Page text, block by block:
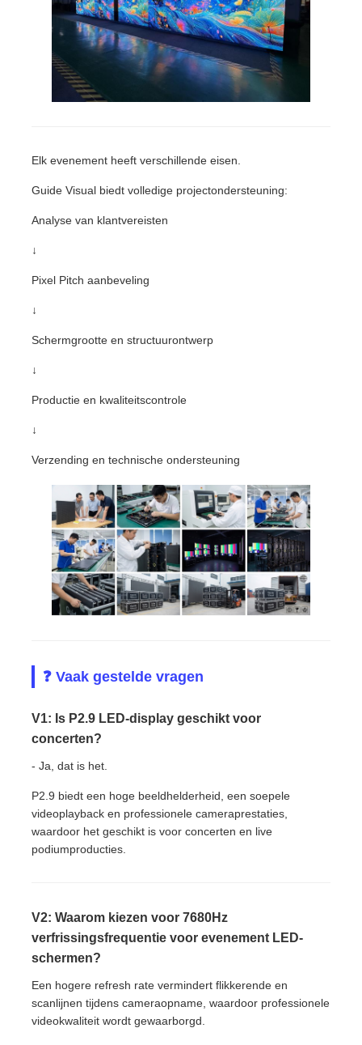
Elk evenement heeft verschillende eisen.
Guide Visual biedt volledige projectondersteuning:
Analyse van klantvereisten
↓
Pixel Pitch aanbeveling
↓
Schermgrootte en structuurontwerp
↓
Productie en kwaliteitscontrole
↓
Verzending en technische ondersteuning
❓ Vaak gestelde vragen
V1: Is P2.9 LED-display geschikt voor
concerten?
- Ja, dat is het.
P2.9 biedt een hoge beeldhelderheid, een soepele
videoplayback en professionele cameraprestaties,
waardoor het geschikt is voor concerten en live
podiumproducties.
V2: Waarom kiezen voor 7680Hz
verfrissingsfrequentie voor evenement LED-
schermen?
Een hogere refresh rate vermindert flikkerende en
scanlijnen tijdens cameraopname, waardoor professionele
videokwaliteit wordt gewaarborgd.